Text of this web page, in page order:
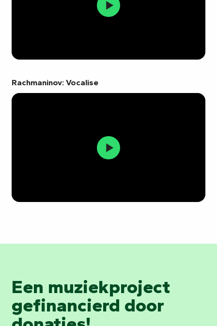
Rachmaninov: Vocalise
Een muziekproject
gefinancierd door